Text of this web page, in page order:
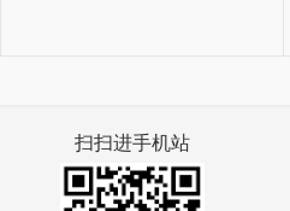
扫扫进手机站